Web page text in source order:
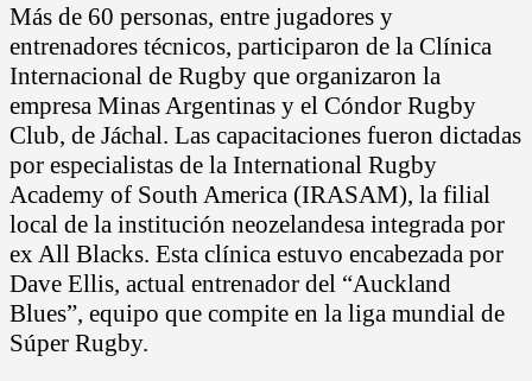
Más de 60 personas, entre jugadores y
entrenadores técnicos, participaron de la Clínica
Internacional de Rugby que organizaron la
empresa Minas Argentinas y el Cóndor Rugby
Club, de Jáchal. Las capacitaciones fueron dictadas
por especialistas de la International Rugby
Academy of South America (IRASAM), la filial
local de la institución neozelandesa integrada por
ex All Blacks. Esta clínica estuvo encabezada por
Dave Ellis, actual entrenador del “Auckland
Blues”, equipo que compite en la liga mundial de
Súper Rugby.